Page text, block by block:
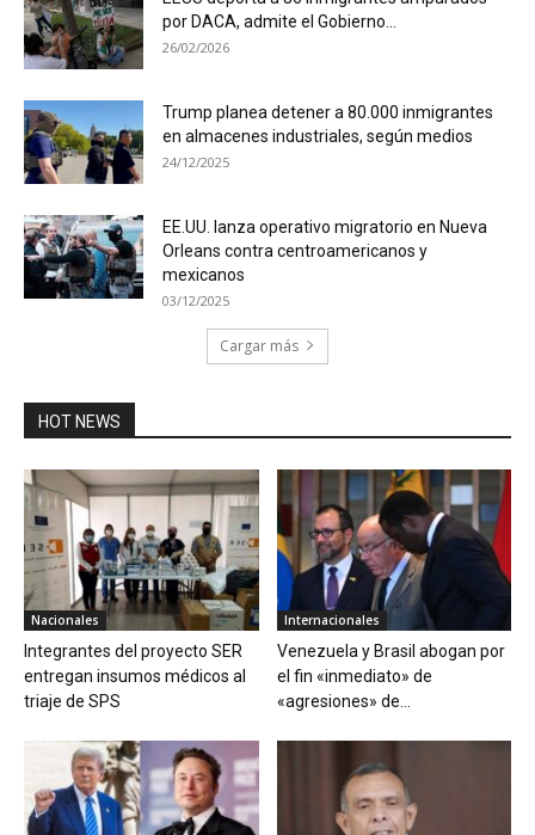
por DACA, admite el Gobierno...
26/02/2026
Trump planea detener a 80.000 inmigrantes
en almacenes industriales, según medios
24/12/2025
EE.UU. lanza operativo migratorio en Nueva
Orleans contra centroamericanos y
mexicanos
03/12/2025
Cargar más
HOT NEWS
Nacionales
Integrantes del proyecto SER
entregan insumos médicos al
triaje de SPS
Internacionales
Venezuela y Brasil abogan por
el fin «inmediato» de
«agresiones» de...